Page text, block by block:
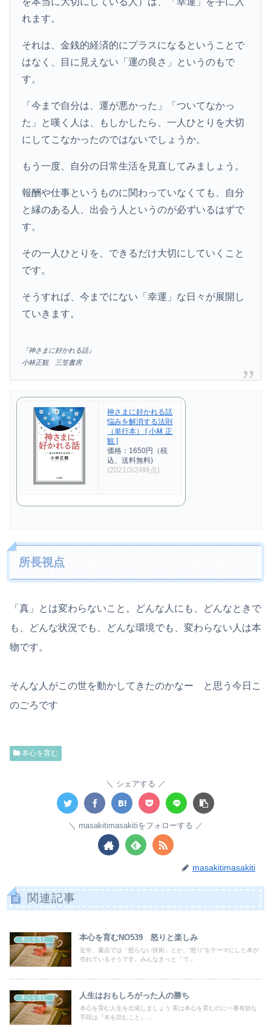
れます。
それは、金銭的経済的にプラスになるということで
はなく、目に見えない「運の良さ」というのもで
す。
「今まで自分は、運が悪かった」「ついてなかっ
た」と嘆く人は、もしかしたら、一人ひとりを大切
にしてこなかったのではないでしょうか。
もう一度、自分の日常生活を見直してみましょう。
報酬や仕事というものに関わっていなくても、自分
と縁のある人、出会う人というのが必ずいるはずで
す。
その一人ひとりを、できるだけ大切にしていくこと
です。
そうすれば、今までにない「幸運」な日々が展開し
ていきます。
『神さまに好かれる話』
小林正観 三笠書房
神さまに好かれる話
悩みを解消する法則
（単行本） [ 小林 正
観 ]
価格：1650円（税
込、送料無料)
(2021/3/24時点)
所長視点
「真」とは変わらないこと。どんな人にも、どんなときで
も、どんな状況でも、どんな環境でも、変わらない人は本
物です。
そんな人がこの世を動かしてきたのかなー と思う今日こ
のごろです
本心を育む
シェアする
masakitimasakitiをフォローする
masakitimasakiti
関連記事
本心を育む 本心を育むNO539 怒りと楽しみ
近年、書店では「怒らない技術」とか、“怒り”をテーマにした本が
売れているそうです。みんなきっと「で...
本心を育む 人生はおもしろがった人の勝ち
本心を育む人生を出発しましょう 実は本心を育むのに一番有効な
手段は『本を読むこと』...